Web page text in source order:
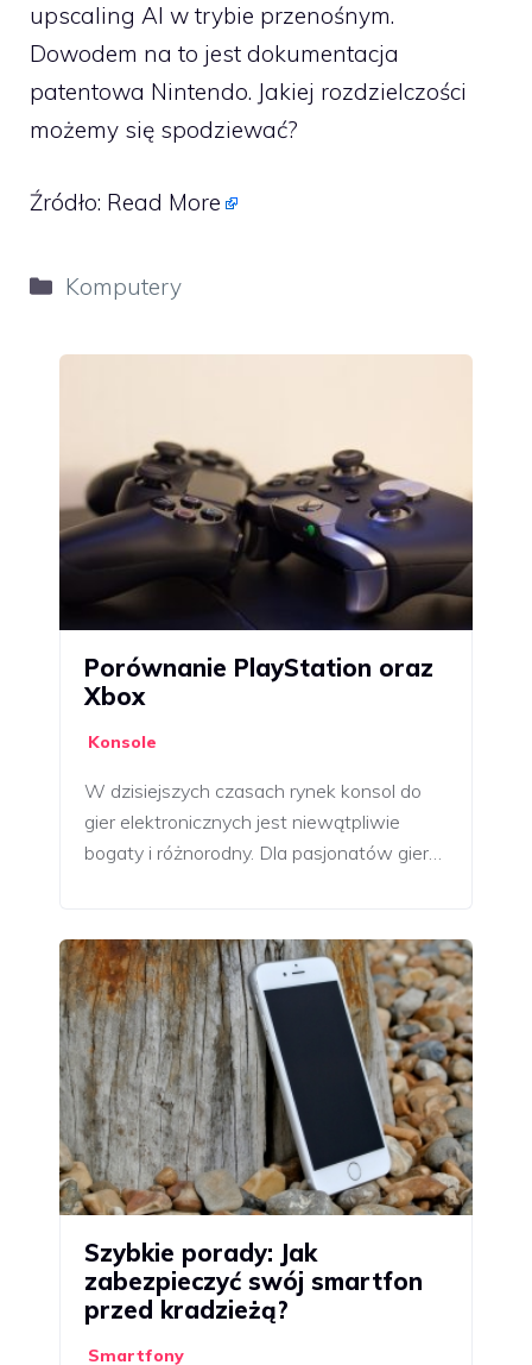
upscaling AI w trybie przenośnym.
Dowodem na to jest dokumentacja
patentowa Nintendo. Jakiej rozdzielczości
możemy się spodziewać?
Źródło: Read More
Kategorie
Komputery
Porównanie PlayStation oraz
Xbox
Konsole
W dzisiejszych czasach rynek konsol do
gier elektronicznych jest niewątpliwie
bogaty i różnorodny. Dla pasjonatów gier…
Szybkie porady: Jak
zabezpieczyć swój smartfon
przed kradzieżą?
Smartfony